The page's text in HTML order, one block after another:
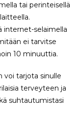
tai perinteisellä
internet-selaimella
ei tarvitse
10 minuuttia.
voi tarjota sinulle
terveyteen ja
suhtautumistasi